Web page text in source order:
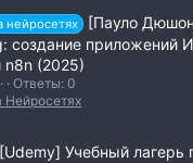
нейросетях
[Пауло
создание приложений
n8n (2025)
Ответы: 0
Нейросетях
[Udemy] Учебный лагерь